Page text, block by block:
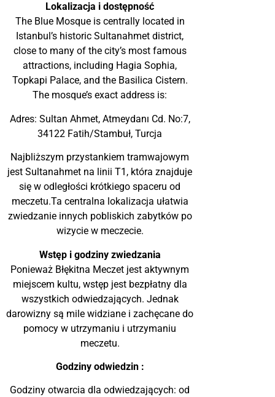
Lokalizacja i dostępność
The Blue Mosque is centrally located in
Istanbul’s historic Sultanahmet district,
close to many of the city’s most famous
attractions, including Hagia Sophia,
Topkapi Palace, and the Basilica Cistern.
The mosque’s exact address is:
Adres: Sultan Ahmet, Atmeydanı Cd. No:7,
34122 Fatih/Stambuł, Turcja
Najbliższym przystankiem tramwajowym
jest Sultanahmet na linii T1, która znajduje
się w odległości krótkiego spaceru od
meczetu.Ta centralna lokalizacja ułatwia
zwiedzanie innych pobliskich zabytków po
wizycie w meczecie.
Wstęp i godziny zwiedzania
Ponieważ Błękitna Meczet jest aktywnym
miejscem kultu, wstęp jest bezpłatny dla
wszystkich odwiedzających. Jednak
darowizny są mile widziane i zachęcane do
pomocy w utrzymaniu i utrzymaniu
meczetu.
Godziny odwiedzin :
Godziny otwarcia dla odwiedzających: od